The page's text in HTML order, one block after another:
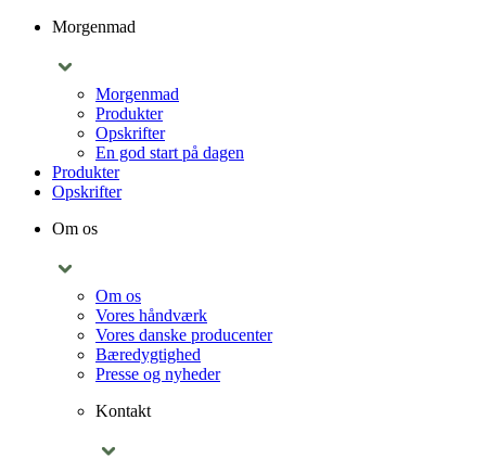
Morgenmad
Morgenmad
Produkter
Opskrifter
En god start på dagen
Produkter
Opskrifter
Om os
Om os
Vores håndværk
Vores danske producenter
Bæredygtighed
Presse og nyheder
Kontakt